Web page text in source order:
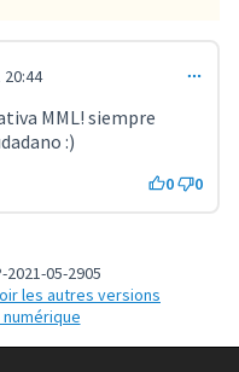
MML! siempre
:)
0 0
05-2905
voir les autres versions